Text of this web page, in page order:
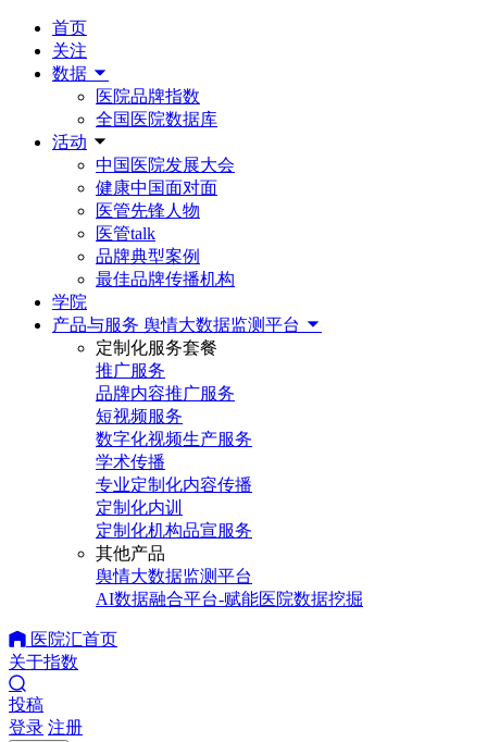
首页
关注
数据
医院品牌指数
全国医院数据库
活动
中国医院发展大会
健康中国面对面
医管先锋人物
医管talk
品牌典型案例
最佳品牌传播机构
学院
产品与服务 舆情大数据监测平台
定制化服务套餐
推广服务
品牌内容推广服务
短视频服务
数字化视频生产服务
学术传播
专业定制化内容传播
定制化内训
定制化机构品宣服务
其他产品
舆情大数据监测平台
AI数据融合平台-赋能医院数据挖掘
医院汇首页
关于指数
投稿
登录 注册